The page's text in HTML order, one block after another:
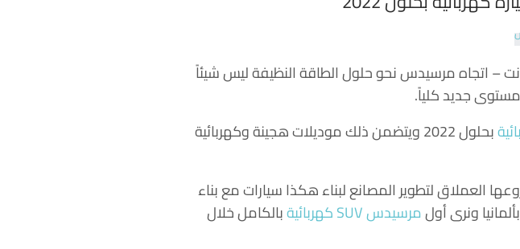
50 سيارة كهربائية بحلول 2022 ! المربع نت – اتجاه مرسيدس نحو حلول الطاقة النظيفة ليس شيئاً
مستوى جديد كلياً.
بحلول 2022 ويتضمن ذلك موديلات هجينة وكهربائية
10 مليار يورو () في مشروعها العملاق لتطوير المصانع لبناء هكذا سيارات مع بناء
مرسيدس SUV كهربائية
بالكامل خلال